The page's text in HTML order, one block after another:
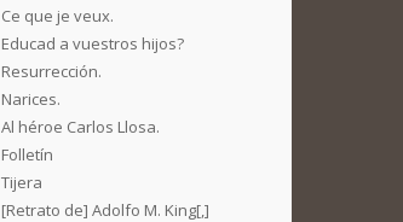
Ce que je veux.
Educad a vuestros hijos?
Resurrección.
Narices.
Al héroe Carlos Llosa.
Folletín
Tijera
[Retrato de] Adolfo M. King[,]